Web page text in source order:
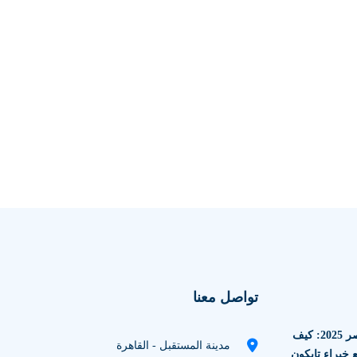
الاستثمار العقاري في مصر 2025: كيف
خبراء تايكون
تواصل معنا
مدينة المستقبل - القاهرة